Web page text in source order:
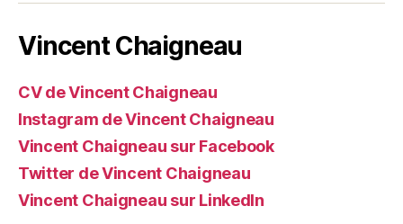
Vincent Chaigneau
CV de Vincent Chaigneau
Instagram de Vincent Chaigneau
Vincent Chaigneau sur Facebook
Twitter de Vincent Chaigneau
Vincent Chaigneau sur LinkedIn